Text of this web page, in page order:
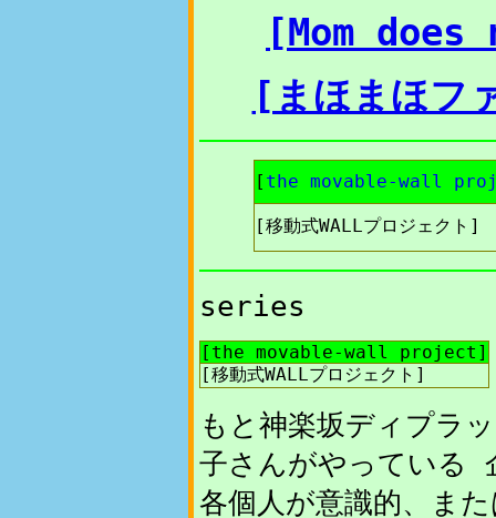
[Mom
[まほまほフ
[ the movable-wall
[移動式WALLプロジェクト]
series
[ the movable-wall project ]
[移動式WALLプロジェクト]
もと神楽坂ディプラ
子さんがやっている
各個人が意識的、ま